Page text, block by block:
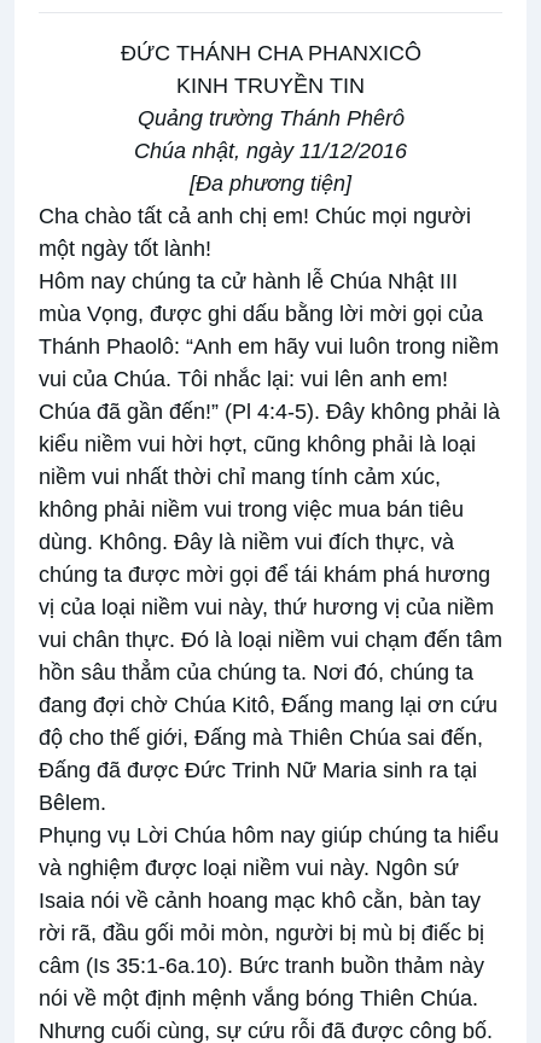
ĐỨC THÁNH CHA PHANXICÔ
KINH TRUYỀN TIN
Quảng trường Thánh Phêrô
Chúa nhật, ngày 11/12/2016
[Đa phương tiện]
Cha chào tất cả anh chị em! Chúc mọi người
một ngày tốt lành!
Hôm nay chúng ta cử hành lễ Chúa Nhật III
mùa Vọng, được ghi dấu bằng lời mời gọi của
Thánh Phaolô: “Anh em hãy vui luôn trong niềm
vui của Chúa. Tôi nhắc lại: vui lên anh em!
Chúa đã gần đến!” (Pl 4:4-5). Đây không phải là
kiểu niềm vui hời hợt, cũng không phải là loại
niềm vui nhất thời chỉ mang tính cảm xúc,
không phải niềm vui trong việc mua bán tiêu
dùng. Không. Đây là niềm vui đích thực, và
chúng ta được mời gọi để tái khám phá hương
vị của loại niềm vui này, thứ hương vị của niềm
vui chân thực. Đó là loại niềm vui chạm đến tâm
hồn sâu thẳm của chúng ta. Nơi đó, chúng ta
đang đợi chờ Chúa Kitô, Đấng mang lại ơn cứu
độ cho thế giới, Đấng mà Thiên Chúa sai đến,
Đấng đã được Đức Trinh Nữ Maria sinh ra tại
Bêlem.
Phụng vụ Lời Chúa hôm nay giúp chúng ta hiểu
và nghiệm được loại niềm vui này. Ngôn sứ
Isaia nói về cảnh hoang mạc khô cằn, bàn tay
rời rã, đầu gối mỏi mòn, người bị mù bị điếc bị
câm (Is 35:1-6a.10). Bức tranh buồn thảm này
nói về một định mệnh vắng bóng Thiên Chúa.
Nhưng cuối cùng, sự cứu rỗi đã được công bố.